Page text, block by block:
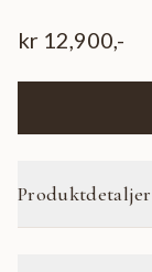
kr 12,900,-
Produktdetaljer